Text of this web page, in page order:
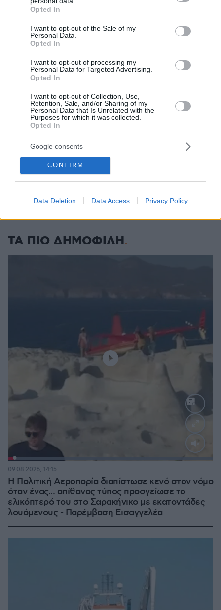
grant or deny consent to Google and its third-party tags to
use your data for below specified purposes in below Google
consent section.
Opted In
I want to opt-out of the Sale of my
Personal Data.
Opted In
I want to opt-out of processing my
Personal Data for Targeted Advertising.
Opted In
I want to opt-out of Collection, Use,
Retention, Sale, and/or Sharing of my
Personal Data that Is Unrelated with the
Purposes for which it was collected.
Opted In
Google consents
CONFIRM
Data Deletion Data Access Privacy Policy
«Κυρίαρχος ο Τεντόγλου, φαβορί ο Ντουπλάντις με όλο
τον σεβασμό στον Μανόλο»
πριν 30 λεπτά
Γιαννακόπουλος για την αντιπαλότητα με τον
Ολυμπιακό: «Πριν 10 χρόνια φώναζαν οφσάιντ, δεν
Οι σωστές προετοιμασίες που πρέπει να κάνετε για
διακοπές χωρίς το κατοικίδιό σας
πριν 38 λεπτά
Μεγάλη φωτιά σε δάσος στο Μουζάκι Ηλείας,
επιχειρούν 105 πυροσβέστες και 9 εναέρια, δείτε βίντεο
και φωτογραφίες
πριν 38 λεπτά
ΔΕΙΤΕ ΟΛΕΣ ΤΙΣ ΕΙΔΗΣΕΙΣ
ΤΑ ΠΙΟ ΔΗΜΟΦΙΛΗ
Η Πολιτική Αεροπορία διαπίστωσε κενό στον νόμο
όταν ένας... απίθανος τύπος προσγείωσε το
ελικόπτερό του στο Σαρακήνικο με εκατοντάδες
λουόμενους - Παρέμβαση Εισαγγελέα
09.08.2026, 14:15